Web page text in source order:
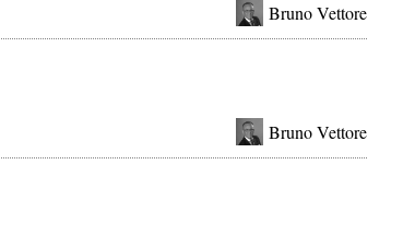
Bruno Vettore
Bruno Vettore